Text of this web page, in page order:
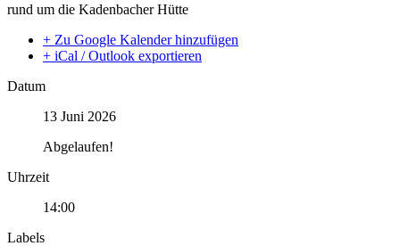
rund um die Kadenbacher Hütte
+ Zu Google Kalender hinzufügen
+ iCal / Outlook exportieren
Datum
13 Juni 2026
Abgelaufen!
Uhrzeit
14:00
Labels